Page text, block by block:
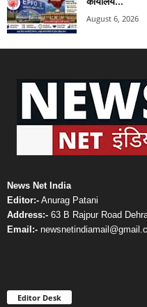
August 6, 2026
News Net India
Editor:- Anurag Patani
Address:- 63 B Rajpur Road
Email:-
Editor Desk